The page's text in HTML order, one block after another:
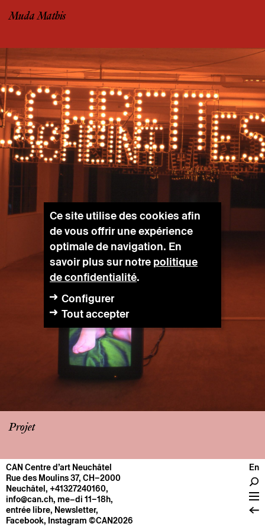
Muda Mathis
Projet
CENTRE
Infos pratiques
Fonctionnement
À propos
CAN Centre d’art Neuchâtel
Rue des Moulins 37, CH–2000
Neuchâtel, +41327240160,
info@can.ch, me–di 11–18h,
entrée libre, Newsletter,
Facebook, Instagram ©CAN2026
En
Ce site utilise des cookies afin
de vous offrir une expérience
optimale de navigation. En
savoir plus sur notre politique
de confidentialité.
Configurer
Tout accepter